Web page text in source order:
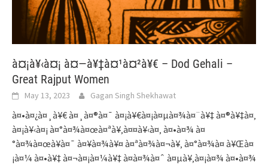
à¤¡à¥‹à¤¡ à¤—à¥‡à¤¹à¤²à¥€ – Dod Gehali –
Great Rajput Women
May 13, 2023 Gagan Singh Shekhawat
à¤•à¤¿à¤¸à¥€ à¤¸à¤®à¤¯ à¤¡à¥€à¤¡à¤µà¤¾à¤¨à¥‡ à¤®à¥‡à¤‚
à¤¡à¥‹à¤¡ à¤°à¤¾à¤œà¤ªà¥‚à¤¤à¥‹à¤‚ à¤•à¤¾ à¤
°à¤¾à¤œà¥à¤¯ à¤¥à¤¾à¥¤ à¤ªà¤¾à¤¬à¥‚ à¤°à¤¾à¤ à¥Œà¤
¡à¤¼ à¤•à¥‡ à¤¬à¤¡à¤¼à¥‡ à¤­à¤¾à¤ˆ à¤µà¥‚à¤¡à¤¾ à¤•à¤¾